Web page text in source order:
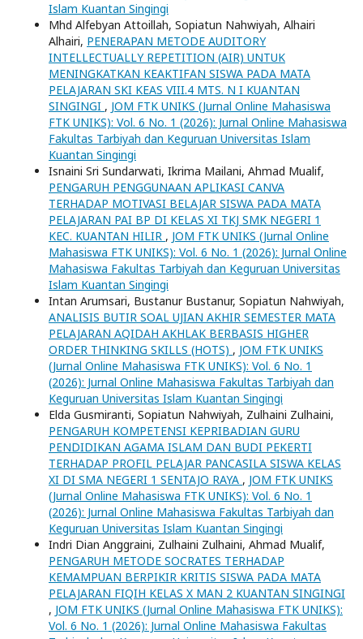
Islam Kuantan Singingi
Mhd Alfebyan Attoillah, Sopiatun Nahwiyah, Alhairi
Alhairi, PENERAPAN METODE AUDITORY
INTELLECTUALLY REPETITION (AIR) UNTUK
MENINGKATKAN KEAKTIFAN SISWA PADA MATA
PELAJARAN SKI KEAS VIII.4 MTS. N I KUANTAN
SINGINGI , JOM FTK UNIKS (Jurnal Online Mahasiswa
FTK UNIKS): Vol. 6 No. 1 (2026): Jurnal Online Mahasiswa
Fakultas Tarbiyah dan Keguruan Universitas Islam
Kuantan Singingi
Isnaini Sri Sundarwati, Ikrima Mailani, Ahmad Mualif,
PENGARUH PENGGUNAAN APLIKASI CANVA
TERHADAP MOTIVASI BELAJAR SISWA PADA MATA
PELAJARAN PAI BP DI KELAS XI TKJ SMK NEGERI 1
KEC. KUANTAN HILIR , JOM FTK UNIKS (Jurnal Online
Mahasiswa FTK UNIKS): Vol. 6 No. 1 (2026): Jurnal Online
Mahasiswa Fakultas Tarbiyah dan Keguruan Universitas
Islam Kuantan Singingi
Intan Arumsari, Bustanur Bustanur, Sopiatun Nahwiyah,
ANALISIS BUTIR SOAL UJIAN AKHIR SEMESTER MATA
PELAJARAN AQIDAH AKHLAK BERBASIS HIGHER
ORDER THINKING SKILLS (HOTS) , JOM FTK UNIKS
(Jurnal Online Mahasiswa FTK UNIKS): Vol. 6 No. 1
(2026): Jurnal Online Mahasiswa Fakultas Tarbiyah dan
Keguruan Universitas Islam Kuantan Singingi
Elda Gusmiranti, Sopiatun Nahwiyah, Zulhaini Zulhaini,
PENGARUH KOMPETENSI KEPRIBADIAN GURU
PENDIDIKAN AGAMA ISLAM DAN BUDI PEKERTI
TERHADAP PROFIL PELAJAR PANCASILA SISWA KELAS
XI DI SMA NEGERI 1 SENTAJO RAYA , JOM FTK UNIKS
(Jurnal Online Mahasiswa FTK UNIKS): Vol. 6 No. 1
(2026): Jurnal Online Mahasiswa Fakultas Tarbiyah dan
Keguruan Universitas Islam Kuantan Singingi
Indri Dian Anggraini, Zulhaini Zulhaini, Ahmad Mualif,
PENGARUH METODE SOCRATES TERHADAP
KEMAMPUAN BERPIKIR KRITIS SISWA PADA MATA
PELAJARAN FIQIH KELAS X MAN 2 KUANTAN SINGINGI
, JOM FTK UNIKS (Jurnal Online Mahasiswa FTK UNIKS):
Vol. 6 No. 1 (2026): Jurnal Online Mahasiswa Fakultas